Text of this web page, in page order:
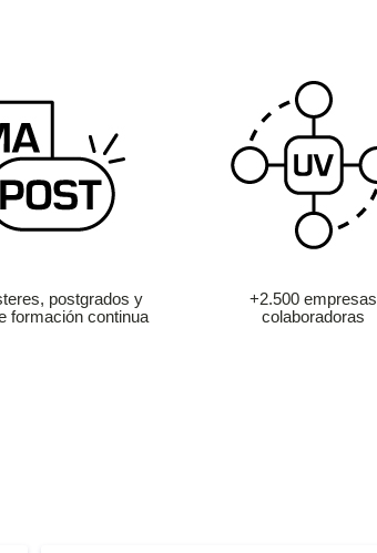
postgrados y
formación continua
+2.500 empresas
colaboradoras